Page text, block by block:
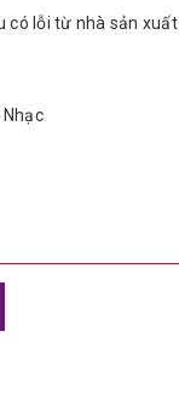
có lỗi từ nhà sản xuất